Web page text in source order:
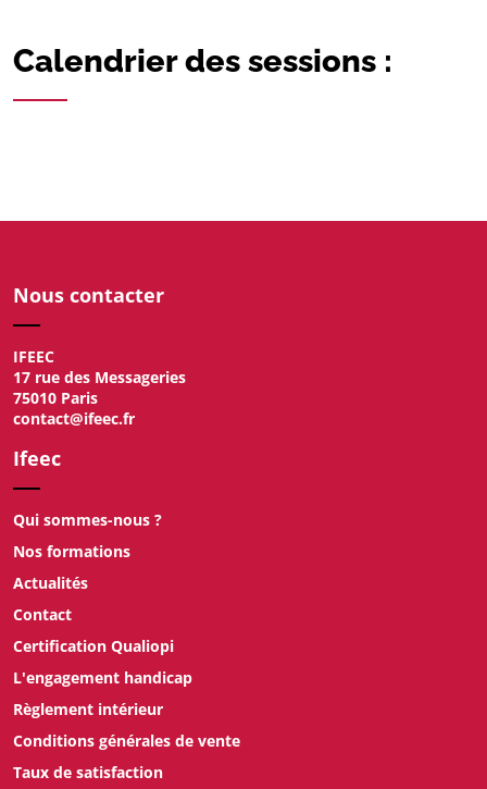
Calendrier des sessions :
Nous contacter
IFEEC
17 rue des Messageries
75010 Paris
contact@ifeec.fr
Ifeec
Qui sommes-nous ?
Nos formations
Actualités
Contact
Certification Qualiopi
L'engagement handicap
Règlement intérieur
Conditions générales de vente
Taux de satisfaction